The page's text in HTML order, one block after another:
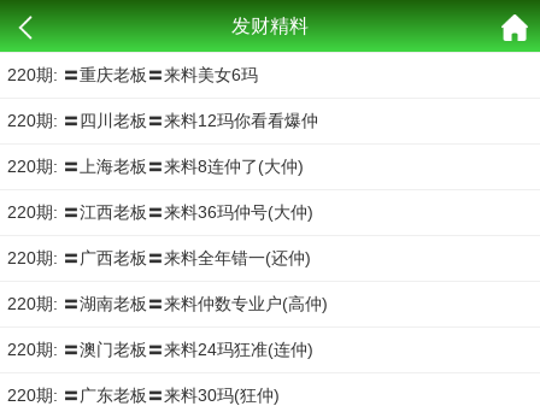
发财精料
220期: 〓重庆老板〓来料美女6玛
220期: 〓四川老板〓来料12玛你看看爆仲
220期: 〓上海老板〓来料8连仲了(大仲)
220期: 〓江西老板〓来料36玛仲号(大仲)
220期: 〓广西老板〓来料全年错一(还仲)
220期: 〓湖南老板〓来料仲数专业户(高仲)
220期: 〓澳门老板〓来料24玛狂准(连仲)
220期: 〓广东老板〓来料30玛(狂仲)